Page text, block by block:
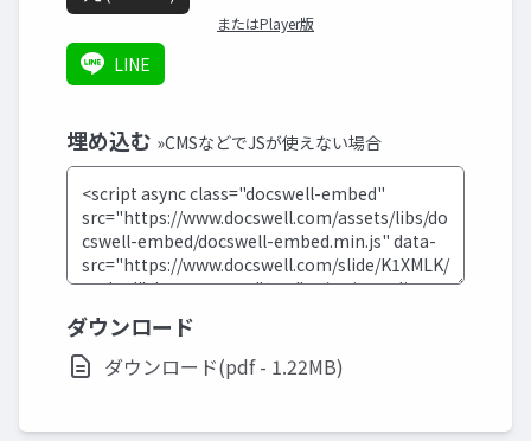
またはPlayer版
LINE
埋め込む »CMSなどでJSが使えない場合
ダウンロード
ダウンロード(pdf - 1.22MB)